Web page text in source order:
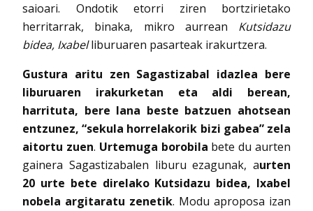
saioari. Ondotik etorri ziren bortzirietako
herritarrak, binaka, mikro aurrean Kutsidazu
bidea, Ixabelliburuaren pasarteak irakurtzera.
Gustura aritu zen Sagastizabal idazlea bere
liburuaren irakurketan eta aldi berean,
harrituta, bere lana beste batzuen ahotsean
entzunez, “sekula horrelakorik bizi gabea” zela
aitortu zuen. Urtemuga borobila bete du aurten
gainera Sagastizabalen liburu ezagunak, aurten
20 urte bete direlako Kutsidazu bidea, Ixabel
nobela argitaratu zenetik. Modu aproposa izan